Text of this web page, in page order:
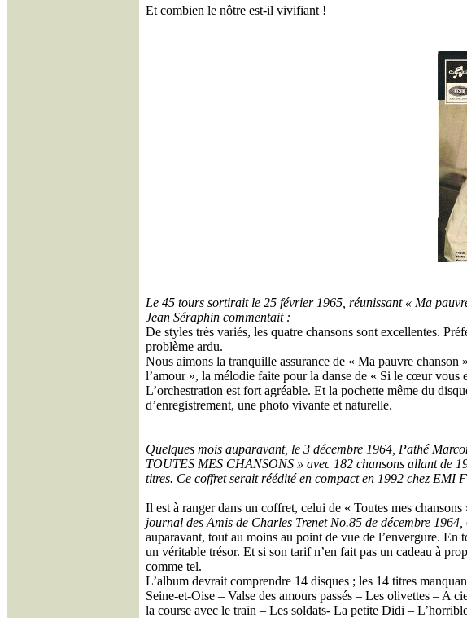
Et combien le nôtre est-il vivifiant !
Le 45 tours sortirait le 25 février 1965, réunissant « Ma
Jean Séraphin commentait :
De styles très variés, les quatre chansons sont excellentes.
problème ardu.
Nous aimons la tranquille assurance de « Ma pauvre chanson
l’amour », la mélodie faite pour la danse de « Si le cœur vous
L’orchestration est fort agréable. Et la pochette même du
d’enregistrement, une photo vivante et naturelle.
Quelques mois auparavant, le 3 décembre 1964, Pathé
TOUTES MES CHANSONS » avec 182 chansons allant de
titres. Ce coffret serait réédité en compact en 1992 chez EMI
Il est à ranger dans un coffret, celui de « Toutes mes chansons
journal des Amis de Charles Trenet No.85 de décembre 1964,
auparavant, tout au moins au point de vue de l’envergure. En
un véritable trésor. Et si son tarif n’en fait pas un cadeau à
comme tel.
L’album devrait comprendre 14 disques ; les 14 titres
Seine-et-Oise – Valse des amours passés – Les olivettes – A
la course avec le train – Les soldats- La petite Didi –